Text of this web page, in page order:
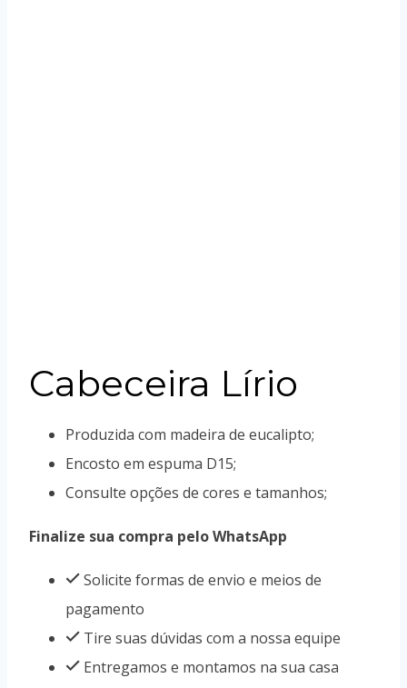
Cabeceira Lírio
Produzida com madeira de eucalipto;
Encosto em espuma D15;
Consulte opções de cores e tamanhos;
Finalize sua compra pelo WhatsApp
Solicite formas de envio e meios de
pagamento
Tire suas dúvidas com a nossa equipe
Entregamos e montamos na sua casa